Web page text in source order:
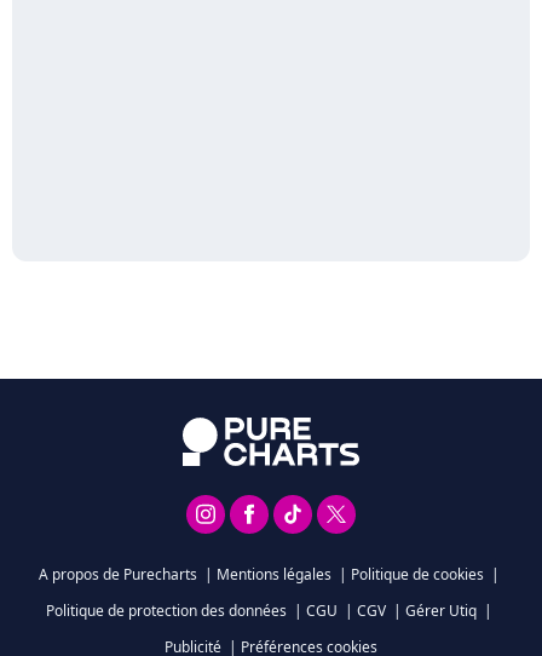
A propos de Purecharts | Mentions légales | Politique de cookies |
Politique de protection des données | CGU | CGV | Gérer Utiq |
Publicité | Préférences cookies